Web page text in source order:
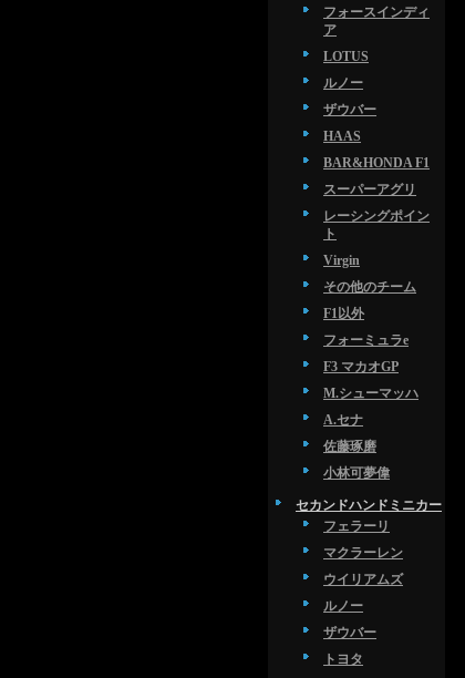
フォースインディ
ア
LOTUS
ルノー
ザウバー
HAAS
BAR&HONDA F1
スーパーアグリ
レーシングポイン
ト
Virgin
その他のチーム
F1以外
フォーミュラe
F3 マカオGP
M.シューマッハ
A.セナ
佐藤琢磨
小林可夢偉
セカンドハンドミニカー
フェラーリ
マクラーレン
ウイリアムズ
ルノー
ザウバー
トヨタ